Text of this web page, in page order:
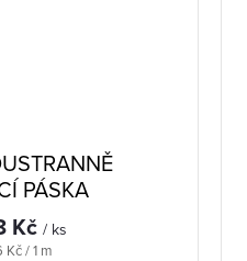
PÁSKA
Kč / ks
/ 1 m